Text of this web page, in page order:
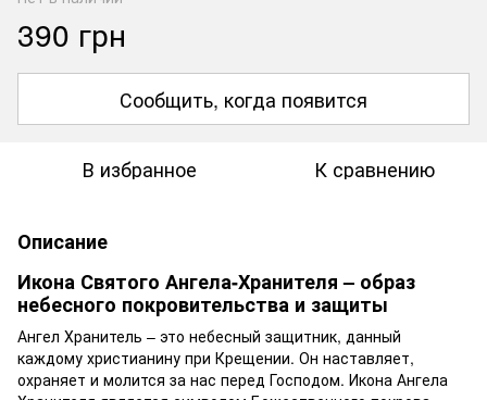
390 грн
Сообщить, когда появится
В избранное К сравнению
Описание
Икона Святого Ангела-Хранителя – образ
небесного покровительства и защиты
Ангел Хранитель – это небесный защитник, данный
каждому христианину при Крещении. Он наставляет,
охраняет и молится за нас перед Господом. Икона Ангела